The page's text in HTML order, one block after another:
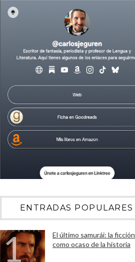
ENTRADAS POPULARES
El último samurái: la ficción
como ocaso de la historia